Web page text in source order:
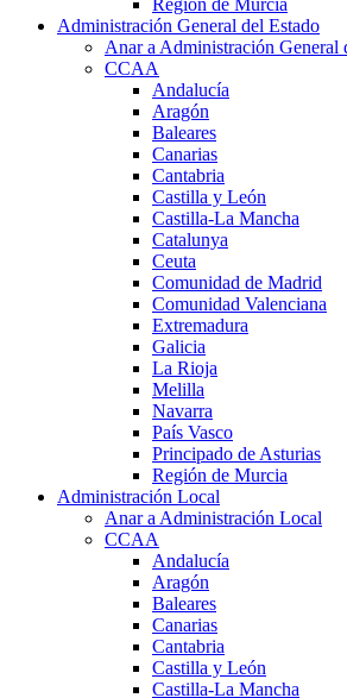
Administración General del Estado
Anar a Administración General
CCAA
Andalucía
Aragón
Baleares
Canarias
Cantabria
Castilla y León
Castilla-La Mancha
Catalunya
Ceuta
Comunidad de Madrid
Comunidad Valenciana
Extremadura
Galicia
La Rioja
Melilla
Navarra
País Vasco
Principado de Asturias
Región de Murcia
Administración Local
Anar a Administración Local
CCAA
Andalucía
Aragón
Baleares
Canarias
Cantabria
Castilla y León
Castilla-La Mancha